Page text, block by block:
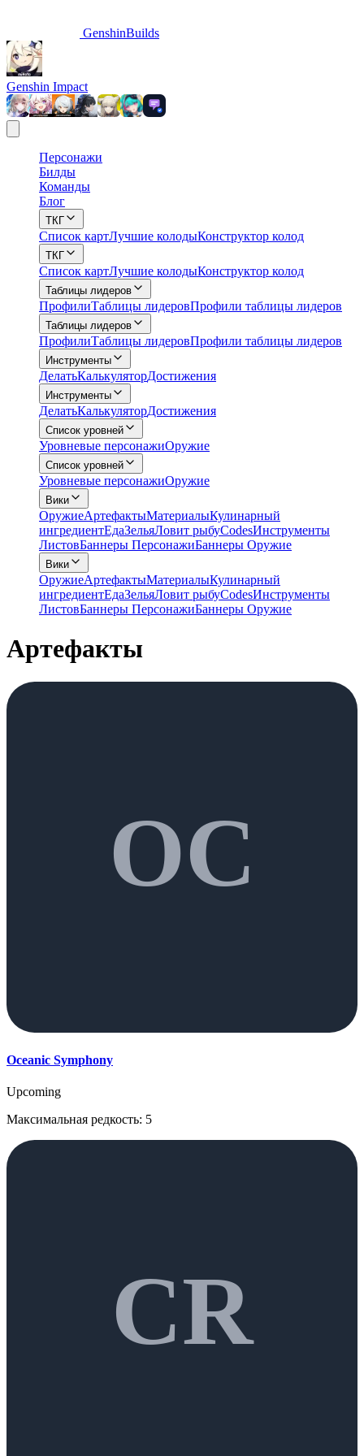
GenshinBuilds
Genshin Impact
Персонажи
Билды
Команды
Блог
ТКГ
Список картЛучшие колодыКонструктор колод
ТКГ
Список картЛучшие колодыКонструктор колод
Таблицы лидеров
ПрофилиТаблицы лидеровПрофили таблицы лидеров
Таблицы лидеров
ПрофилиТаблицы лидеровПрофили таблицы лидеров
Инструменты
ДелатьКалькуляторДостижения
Инструменты
ДелатьКалькуляторДостижения
Список уровней
Уровневые персонажиОружие
Список уровней
Уровневые персонажиОружие
Вики
ОружиеАртефактыМатериалыКулинарный
ингредиентЕдаЗельяЛовит рыбуCodesИнструменты
ЛистовБаннеры ПерсонажиБаннеры Оружие
Вики
ОружиеАртефактыМатериалыКулинарный
ингредиентЕдаЗельяЛовит рыбуCodesИнструменты
ЛистовБаннеры ПерсонажиБаннеры Оружие
Артефакты
OC
Oceanic Symphony
Upcoming
Максимальная редкость: 5
CR